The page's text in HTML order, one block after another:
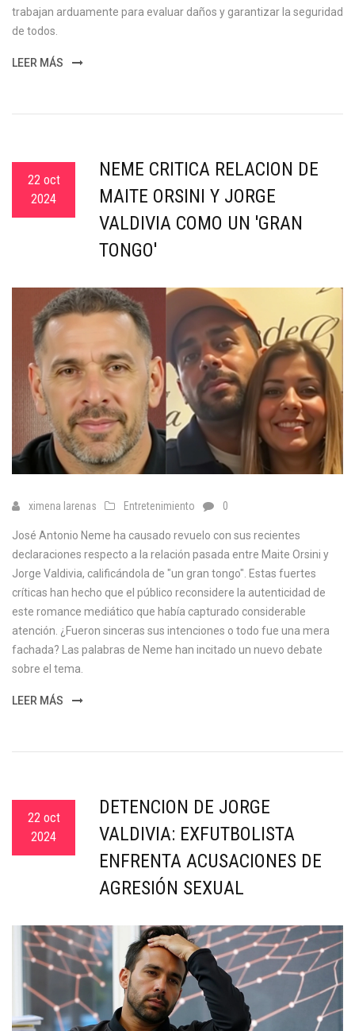
trabajan arduamente para evaluar daños y garantizar la seguridad
de todos.
LEER MÁS
22 oct
2024
NEME CRITICA RELACIÓN DE
MAITE ORSINI Y JORGE
VALDIVIA COMO UN 'GRAN
TONGO'
ximena larenas Entretenimiento 0
José Antonio Neme ha causado revuelo con sus recientes
declaraciones respecto a la relación pasada entre Maite Orsini y
Jorge Valdivia, calificándola de "un gran tongo". Estas fuertes
críticas han hecho que el público reconsidere la autenticidad de
este romance mediático que había capturado considerable
atención. ¿Fueron sinceras sus intenciones o todo fue una mera
fachada? Las palabras de Neme han incitado un nuevo debate
sobre el tema.
LEER MÁS
22 oct
2024
DETENCIÓN DE JORGE
VALDIVIA: EXFUTBOLISTA
ENFRENTA ACUSACIONES DE
AGRESIÓN SEXUAL